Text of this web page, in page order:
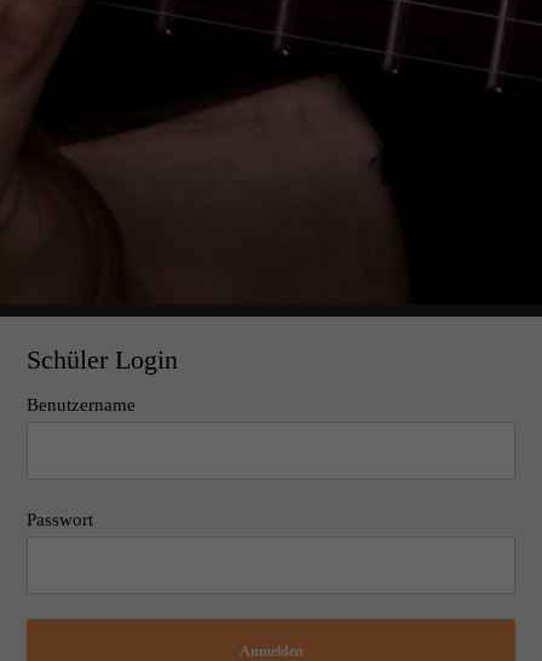
Schüler Login
Benutzername
Passwort
Anmelden